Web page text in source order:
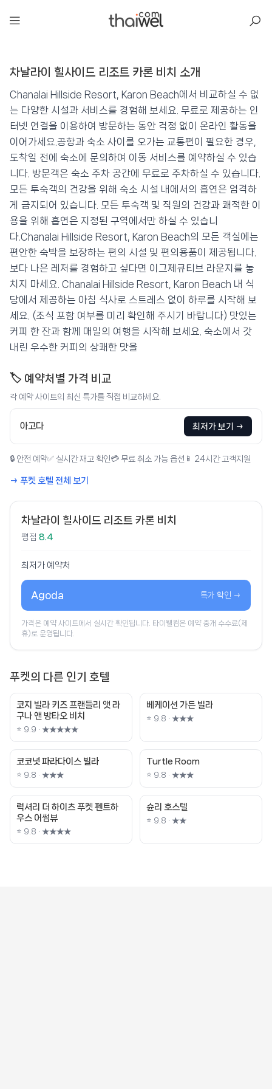
차날라이 힐사이드 리조트 카론 비치
📍 푸켓 ★★★★ ⭐ 8.4
💰 최저가 확인 · 예약하기
차날라이 힐사이드 리조트 카론 비치 소개
Chanalai Hillside Resort, Karon Beach에서 비교하실 수 없
는 다양한 시설과 서비스를 경험해 보세요. 무료로 제공하는 인
터넷 연결을 이용하여 방문하는 동안 걱정 없이 온라인 활동을
이어가세요.공항과 숙소 사이를 오가는 교통편이 필요한 경우,
도착일 전에 숙소에 문의하여 이동 서비스를 예약하실 수 있습
니다. 방문객은 숙소 주차 공간에 무료로 주차하실 수 있습니다.
모든 투숙객의 건강을 위해 숙소 시설 내에서의 흡연은 엄격하
게 금지되어 있습니다. 모든 투숙객 및 직원의 건강과 쾌적한 이
용을 위해 흡연은 지정된 구역에서만 하실 수 있습니
다.Chanalai Hillside Resort, Karon Beach의 모든 객실에는
편안한 숙박을 보장하는 편의 시설 및 편의용품이 제공됩니다.
보다 나은 레저를 경험하고 싶다면 이그제큐티브 라운지를 놓
치지 마세요. Chanalai Hillside Resort, Karon Beach 내 식
당에서 제공하는 아침 식사로 스트레스 없이 하루를 시작해 보
세요. (조식 포함 여부를 미리 확인해 주시기 바랍니다) 맛있는
커피 한 잔과 함께 매일의 여행을 시작해 보세요. 숙소에서 갓
내린 우수한 커피의 상쾌한 맛을
🏷️ 예약처별 가격 비교
각 예약 사이트의 최신 특가를 직접 비교하세요.
아고다 최저가 보기 →
🔒 안전 예약✅ 실시간 재고 확인 💳 무료 취소 가능 옵션 📱 24시간 고객지원
→ 푸켓 호텔 전체 보기
차날라이 힐사이드 리조트 카론 비치
평점 8.4
최저가 예약처
Agoda 특가 확인 →
가격은 예약 사이트에서 실시간 확인됩니다. 타이웰컴은 예약 중개 수수료(제
휴)로 운영됩니다.
푸켓의 다른 인기 호텔
코지 빌라 키즈 프랜들리 앳 라
구나 앤 방타오 비치
⭐ 9.9 · ★★★★★
베케이션 가든 빌라
⭐ 9.8 · ★★★
코코넛 파라다이스 빌라
⭐ 9.8 · ★★★
Turtle Room
⭐ 9.8 · ★★★
럭셔리 더 하이츠 푸켓 펜트하
우스 어썸뷰
⭐ 9.8 · ★★★★
슌리 호스텔
⭐ 9.8 · ★★